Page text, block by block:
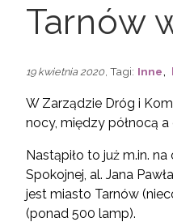
Tarnów
19 kwietnia 2020 , Tagi: Inne,
W Zarządzie Dróg i
nocy, między północą
Nastąpiło to już m.in.
Spokojnej, al. Jana
jest miasto Tarnów
(ponad 500 lamp).